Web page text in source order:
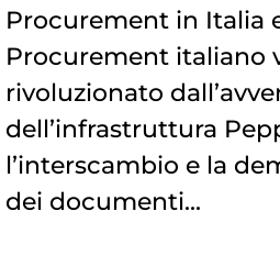
Procurement in Italia e
Procurement italiano
rivoluzionato
dell’infrastruttura
l’interscambio e la
dei documenti...